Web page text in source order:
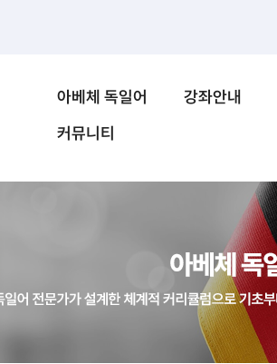
아베체 독일어 강좌안내
커뮤니티